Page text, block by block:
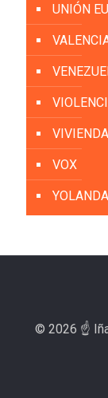
UNIÓN
VIVIENDA
VOX
© 2026 ☝️